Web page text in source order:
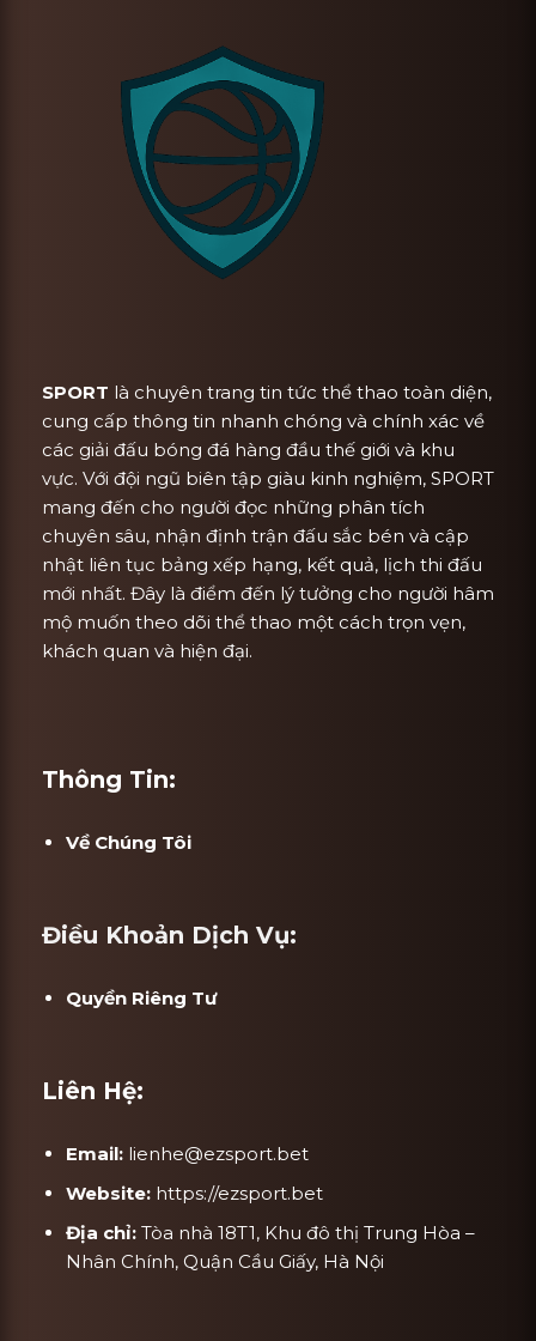
SPORT là chuyên trang tin tức thể thao toàn diện,
cung cấp thông tin nhanh chóng và chính xác về
các giải đấu bóng đá hàng đầu thế giới và khu
vực. Với đội ngũ biên tập giàu kinh nghiệm, SPORT
mang đến cho người đọc những phân tích
chuyên sâu, nhận định trận đấu sắc bén và cập
nhật liên tục bảng xếp hạng, kết quả, lịch thi đấu
mới nhất. Đây là điểm đến lý tưởng cho người hâm
mộ muốn theo dõi thể thao một cách trọn vẹn,
khách quan và hiện đại.
Thông Tin:
Về Chúng Tôi
Điều Khoản Dịch Vụ:
Quyền Riêng Tư
Liên Hệ:
Email: lienhe@ezsport.bet
Website: https://ezsport.bet
Địa chỉ: Tòa nhà 18T1, Khu đô thị Trung Hòa –
Nhân Chính, Quận Cầu Giấy, Hà Nội